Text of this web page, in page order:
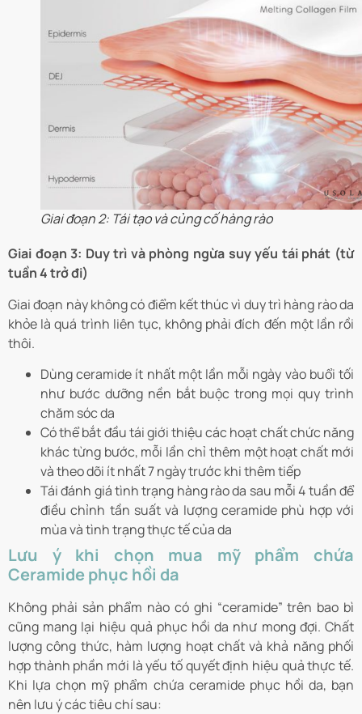
Giai đoạn 2: Tái tạo và củng cố hàng rào
Giai đoạn 3: Duy trì và phòng ngừa suy yếu tái phát (từ
tuần 4 trở đi)
Giai đoạn này không có điểm kết thúc vì duy trì hàng rào da
khỏe là quá trình liên tục, không phải đích đến một lần rồi
thôi.
Dùng ceramide ít nhất một lần mỗi ngày vào buổi tối
như bước dưỡng nền bắt buộc trong mọi quy trình
chăm sóc da
Có thể bắt đầu tái giới thiệu các hoạt chất chức năng
khác từng bước, mỗi lần chỉ thêm một hoạt chất mới
và theo dõi ít nhất 7 ngày trước khi thêm tiếp
Tái đánh giá tình trạng hàng rào da sau mỗi 4 tuần để
điều chỉnh tần suất và lượng ceramide phù hợp với
mùa và tình trạng thực tế của da
Lưu ý khi chọn mua mỹ phẩm chứa
Ceramide phục hồi da
Không phải sản phẩm nào có ghi “ceramide” trên bao bì
cũng mang lại hiệu quả phục hồi da như mong đợi. Chất
lượng công thức, hàm lượng hoạt chất và khả năng phối
hợp thành phần mới là yếu tố quyết định hiệu quả thực tế.
Khi lựa chọn mỹ phẩm chứa ceramide phục hồi da, bạn
nên lưu ý các tiêu chí sau: